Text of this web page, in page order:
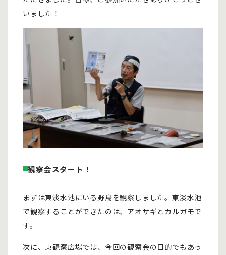
いました！
観察会スタート！
まずは東淡水池にいる野鳥を観察しました。東淡水池
で観察することができたのは、アオサギとカルガモで
す。
次に、東観察広場では、今回の観察会の目的でもあっ